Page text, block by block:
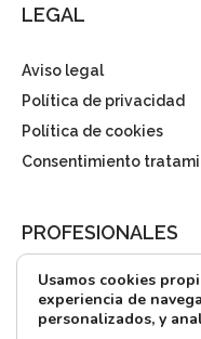
LEGAL
Aviso legal
Política de privacidad
Política de cookies
Consentimiento
PROFESIONALES
¿Quieres alquilar?
Prensa
Usamos cookies
experiencia de
personalizados, y